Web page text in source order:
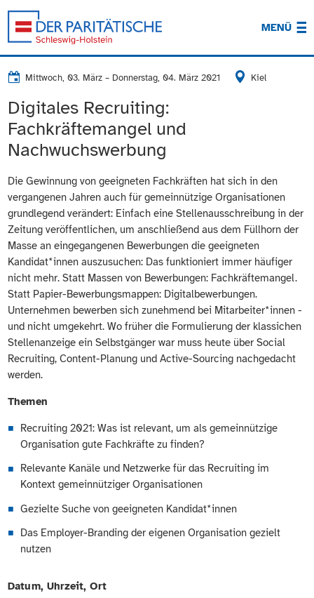
MENÜ
Mittwoch, 03. März – Donnerstag, 04. März 2021 Kiel
Digitales Recruiting:
Fachkräftemangel und
Nachwuchswerbung
Die Gewinnung von geeigneten Fachkräften hat sich in den
vergangenen Jahren auch für gemeinnützige Organisationen
grundlegend verändert: Einfach eine Stellenausschreibung in der
Zeitung veröffentlichen, um anschließend aus dem Füllhorn der
Masse an eingegangenen Bewerbungen die geeigneten
Kandidat*innen auszusuchen: Das funktioniert immer häufiger
nicht mehr. Statt Massen von Bewerbungen: Fachkräftemangel.
Statt Papier-Bewerbungsmappen: Digitalbewerbungen.
Unternehmen bewerben sich zunehmend bei Mitarbeiter*innen -
und nicht umgekehrt. Wo früher die Formulierung der klassichen
Stellenanzeige ein Selbstgänger war muss heute über Social
Recruiting, Content-Planung und Active-Sourcing nachgedacht
werden.
Themen
Recruiting 2021: Was ist relevant, um als gemeinnützige
Organisation gute Fachkräfte zu finden?
Relevante Kanäle und Netzwerke für das Recruiting im
Kontext gemeinnütziger Organisationen
Gezielte Suche von geeigneten Kandidat*innen
Das Employer-Branding der eigenen Organisation gezielt
nutzen
Datum, Uhrzeit, Ort